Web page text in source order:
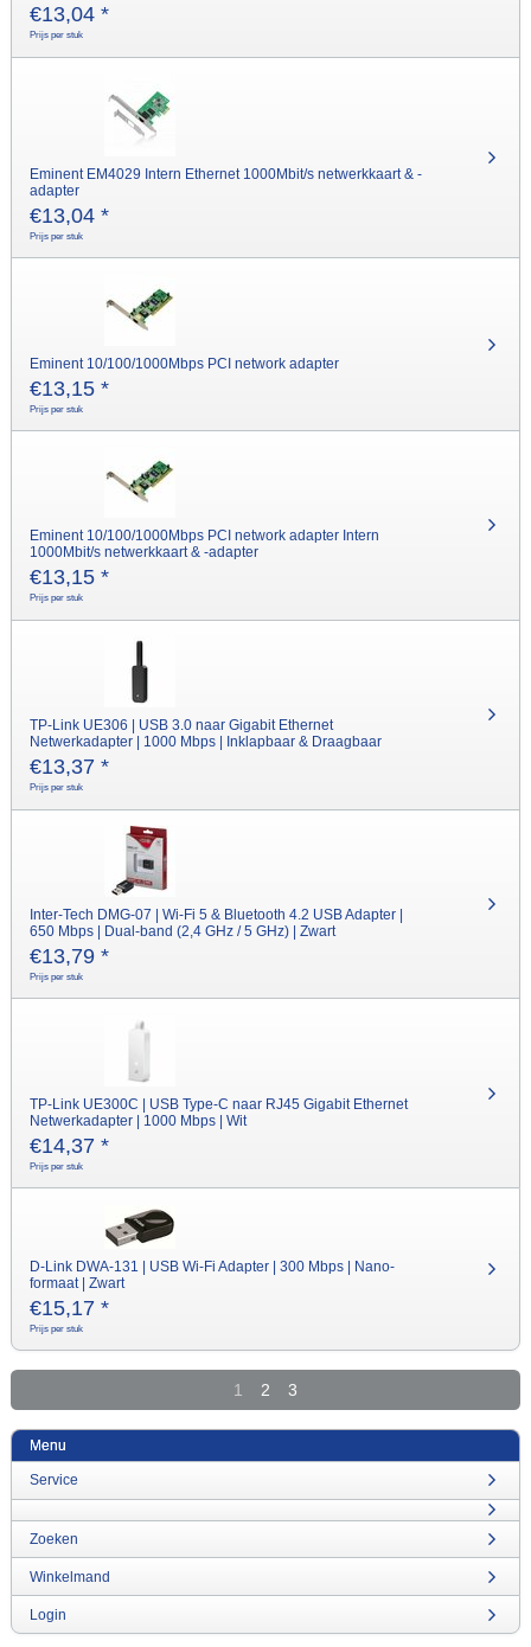
€13,04 *
Prijs per stuk
Eminent EM4029 Intern Ethernet 1000Mbit/s netwerkkaart & -
adapter
€13,04 *
Prijs per stuk
Eminent 10/100/1000Mbps PCI network adapter
€13,15 *
Prijs per stuk
Eminent 10/100/1000Mbps PCI network adapter Intern
1000Mbit/s netwerkkaart & -adapter
€13,15 *
Prijs per stuk
TP-Link UE306 | USB 3.0 naar Gigabit Ethernet
Netwerkadapter | 1000 Mbps | Inklapbaar & Draagbaar
€13,37 *
Prijs per stuk
Inter-Tech DMG-07 | Wi-Fi 5 & Bluetooth 4.2 USB Adapter |
650 Mbps | Dual-band (2,4 GHz / 5 GHz) | Zwart
€13,79 *
Prijs per stuk
TP-Link UE300C | USB Type-C naar RJ45 Gigabit Ethernet
Netwerkadapter | 1000 Mbps | Wit
€14,37 *
Prijs per stuk
D-Link DWA-131 | USB Wi-Fi Adapter | 300 Mbps | Nano-
formaat | Zwart
€15,17 *
Prijs per stuk
1 2 3
Menu
Service
Zoeken
Winkelmand
Login